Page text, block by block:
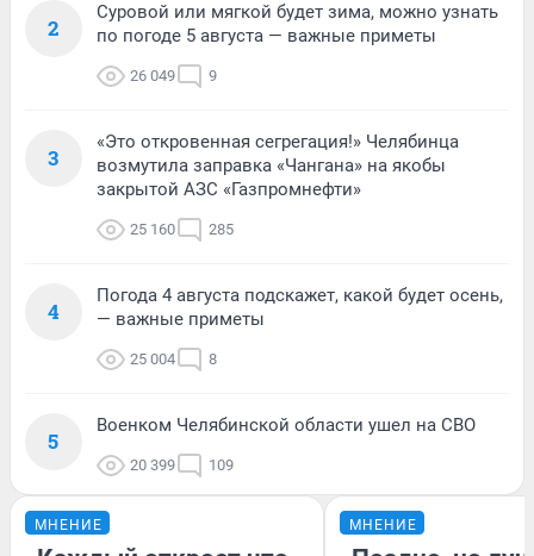
2
Суровой или мягкой будет зима, можно узнать
по погоде 5 августа — важные приметы
26 049 9
3
«Это откровенная сегрегация!» Челябинца
возмутила заправка «Чангана» на якобы
закрытой АЗС «Газпромнефти»
25 160 285
4
Погода 4 августа подскажет, какой будет осень,
— важные приметы
25 004 8
5
Военком Челябинской области ушел на СВО
20 399 109
МНЕНИЕ МНЕНИЕ